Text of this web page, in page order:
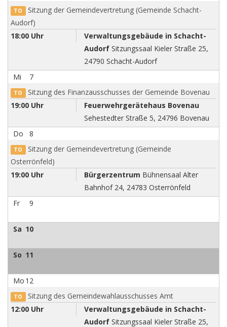
TO Sitzung der Gemeindevertretung (Gemeinde Schacht-
Audorf)
18:00 Uhr
Verwaltungsgebäude in Schacht-
Audorf Sitzungssaal Kieler Straße 25,
24790 Schacht-Audorf
Mi
7
TO Sitzung des Finanzausschusses der Gemeinde Bovenau
19:00 Uhr
Feuerwehrgerätehaus Bovenau
Sehestedter Straße 5, 24796 Bovenau
Do
8
TO Sitzung der Gemeindevertretung (Gemeinde
Osterrönfeld)
19:00 Uhr
Bürgerzentrum Bühnensaal Alter
Bahnhof 24, 24783 Osterrönfeld
Fr
9
Sa 10
So 11
Mo 12
TO Sitzung des Gemeindewahlausschusses Amt
12:00 Uhr
Verwaltungsgebäude in Schacht-
Audorf Sitzungssaal Kieler Straße 25,